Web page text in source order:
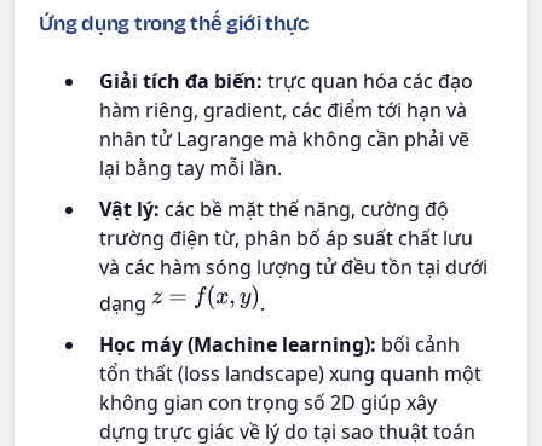
Ứng dụng trong thế giới thực
Giải tích đa biến: trực quan hóa các đạo
hàm riêng, gradient, các điểm tới hạn và
nhân tử Lagrange mà không cần phải vẽ
lại bằng tay mỗi lần.
Vật lý: các bề mặt thế năng, cường độ
trường điện từ, phân bố áp suất chất lưu
và các hàm sóng lượng tử đều tồn tại dưới
dạng z=f(x ,y)
.
Học máy (Machine learning): bối cảnh
tổn thất (loss landscape) xung quanh một
không gian con trọng số 2D giúp xây
dựng trực giác về lý do tại sao thuật toán